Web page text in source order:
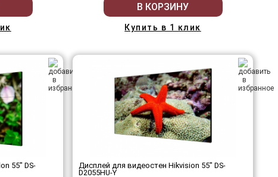
В КОРЗИНУ
Купить в 1 клик
55" DS-
Дисплей для видеостен Hikvision 55" DS-
D2055HU-Y